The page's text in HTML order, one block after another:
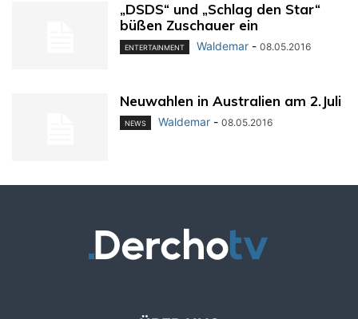
„DSDS“ und „Schlag den Star“
büßen Zuschauer ein
ENTERTAINMENT Waldemar - 08.05.2016
Neuwahlen in Australien am 2.Juli
NEWS Waldemar - 08.05.2016